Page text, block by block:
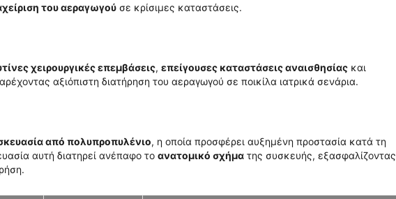
του αεραγωγού σε κρίσιμες καταστάσεις.
χειρουργικές επεμβάσεις, επείγουσες καταστάσεις αναισθησίας και
αξιόπιστη διατήρηση του αεραγωγού σε ποικίλα ιατρικά σενάρια.
από πολυπροπυλένιο, η οποία προσφέρει αυξημένη προστασία κατά τη
αυτή διατηρεί ανέπαφο το ανατομικό σχήμα της συσκευής, εξασφαλίζοντας